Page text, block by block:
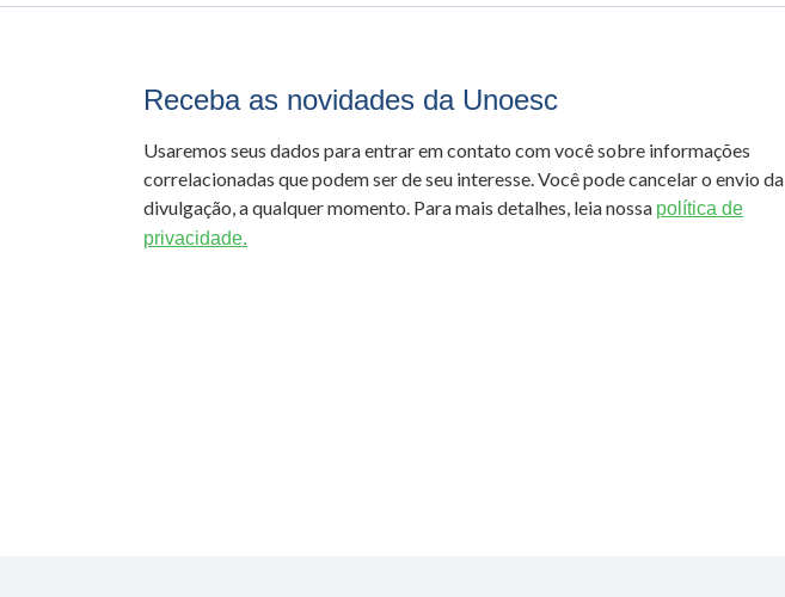
Receba as novidades da Unoesc
Usaremos seus dados para entrar em contato com você sobre informações
correlacionadas que podem ser de seu interesse. Você pode cancelar o envio da
divulgação, a qualquer momento. Para mais detalhes, leia nossa política de
privacidade.